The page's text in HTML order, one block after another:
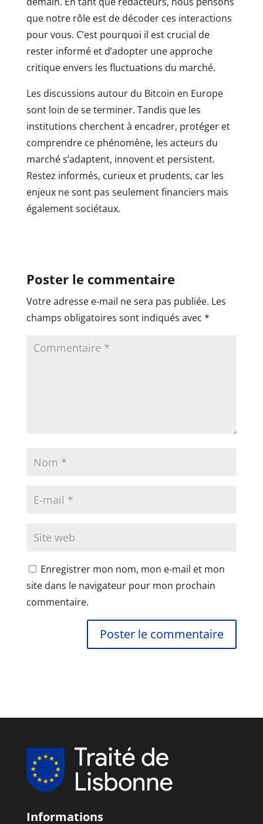
que notre rôle est de décoder ces interactions
pour vous. C’est pourquoi il est crucial de
rester informé et d’adopter une approche
critique envers les fluctuations du marché.
Les discussions autour du Bitcoin en Europe
sont loin de se terminer. Tandis que les
institutions cherchent à encadrer, protéger et
comprendre ce phénomène, les acteurs du
marché s’adaptent, innovent et persistent.
Restez informés, curieux et prudents, car les
enjeux ne sont pas seulement financiers mais
également sociétaux.
Poster le commentaire
Votre adresse e-mail ne sera pas publiée. Les
champs obligatoires sont indiqués avec *
Enregistrer mon nom, mon e-mail et mon
site dans le navigateur pour mon prochain
commentaire.
Informations